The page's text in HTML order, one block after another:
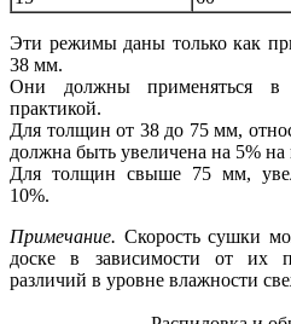
Эти режимы даны только как
38 мм.
Они должны применяться в
практикой.
Для толщин от 38 до 75 мм,
должна быть увеличена на 5%
Для толщин свыше 75 мм,
10%.
Примечание. Скорость сушки
доске в зависимости от их
различий в уровне влажности